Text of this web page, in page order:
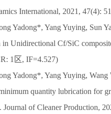
International, 2021, 47(4):
Yadong*, Yang Yuying, Sun
Unidirectional Cf/SiC
1区, IF=4.527)
Yadong*, Yang Yuying,
quantity lubrication for
Journal of Cleaner Production,